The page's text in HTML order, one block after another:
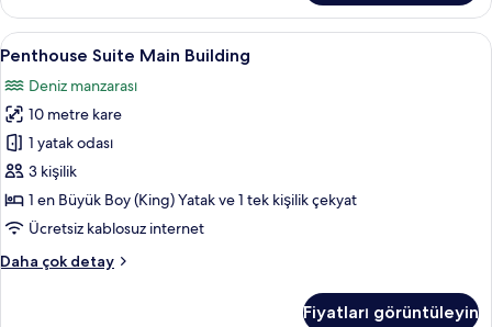
hakkında
daha
fazla
Penthouse
Suite
Main
Building
için
tüm
fotoğrafları
görün
Ücretsiz minibar, odada kasa, masa,
6
Penthouse Suite Main Building
Deniz manzarası
10 metre kare
1 yatak odası
3 kişilik
1 en Büyük Boy (King) Yatak ve 1 tek kişilik çekyat
Ücretsiz kablosuz internet
Daha çok detay
Penthouse
Fiyatları görüntüleyin